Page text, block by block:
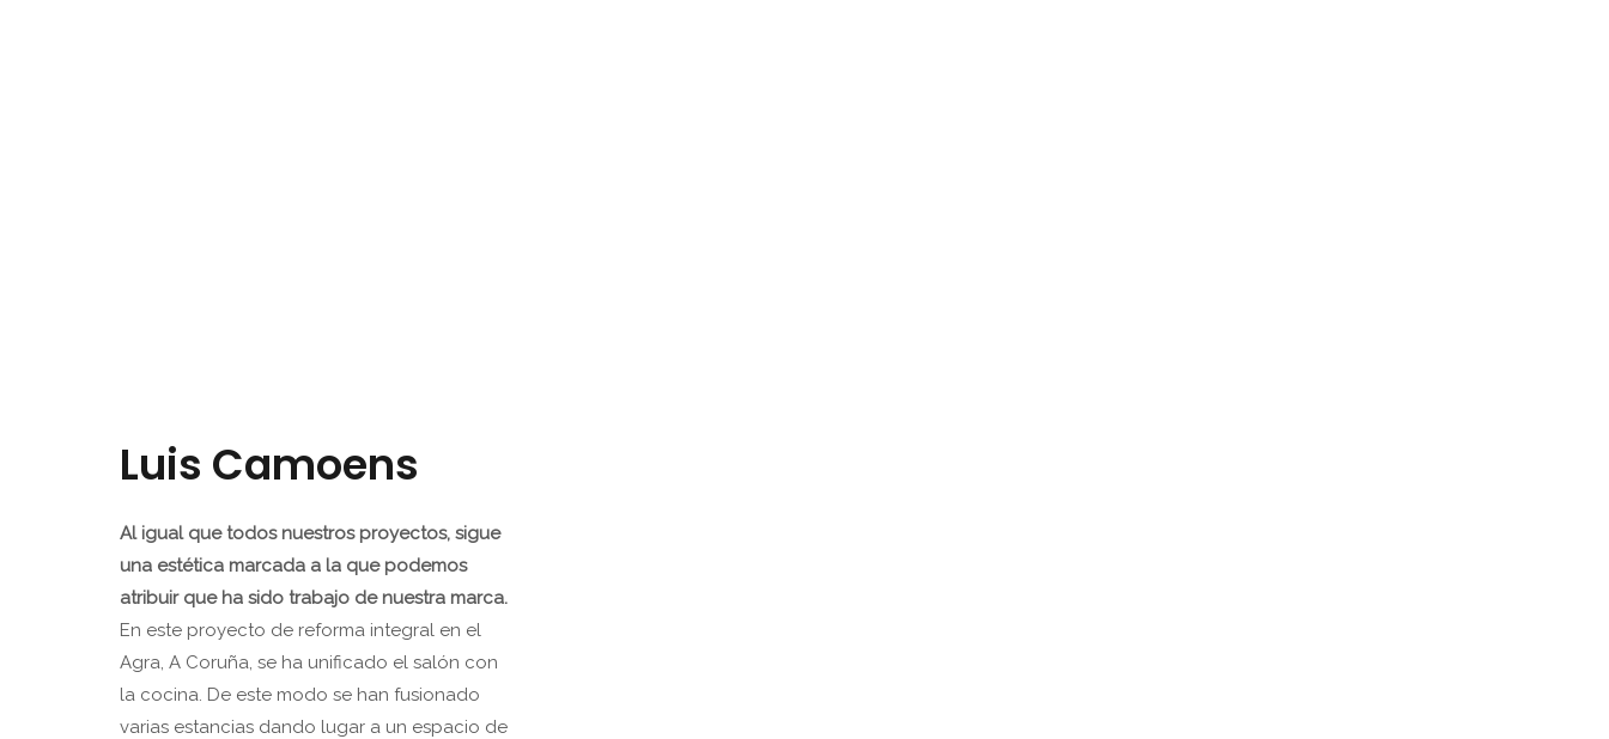
Luis Camoens
Al igual que todos nuestros proyectos, sigue
una estética marcada a la que podemos
atribuir que ha sido trabajo de nuestra marca.
En este proyecto de reforma integral en el
Agra, A Coruña, se ha unificado el salón con
la cocina. De este modo se han fusionado
varias estancias dando lugar a un espacio de